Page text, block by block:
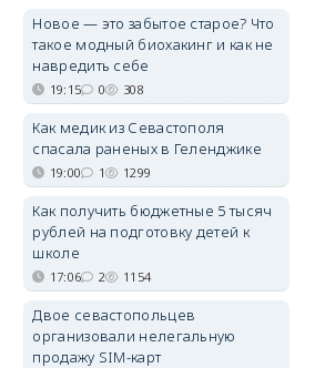
Новое — это забытое старое? Что
такое модный биохакинг и как не
навредить себе
19:15 0 308
Как медик из Севастополя
спасала раненых в Геленджике
19:00 1 1299
Как получить бюджетные 5 тысяч
рублей на подготовку детей к
школе
17:06 2 1154
Двое севастопольцев
организовали нелегальную
продажу SIM-карт